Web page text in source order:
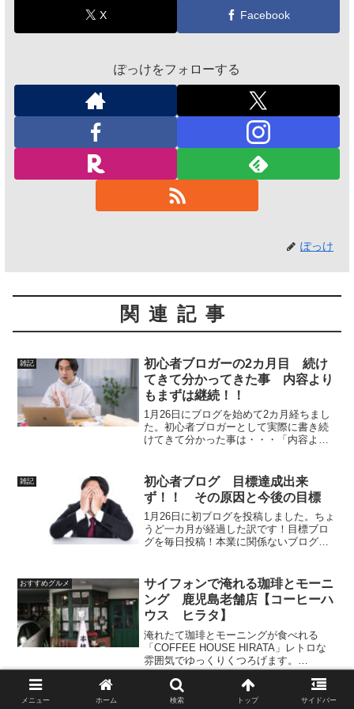
X Facebook
ぽっけをフォローする
ぽっけ
関連記事
雑記
初心者ブロガーの2カ月目 続け
てきて分かってきた事 内容より
もまずは継続！！
1月26日にブログを始めて2カ月経ちまし
た。初心者ブロガーとして実際に書き続
けてきて分かった事は・・・「内容より
ート時の目標ブログを毎日投稿！本業に
関係ないブログで！広...
雑記
初心者ブログ 目標達成出来
ず！！ その原因と今後の目標
1月26日に初ブログを投稿しました。ちょ
うど一カ月が経過した訳です！目標ブロ
グを毎日投稿！本業に関係ないブログ
投稿あり！広告収入は0円！でした(^_^;)
どれも未達成...
おすすめグルメ
サイフォンで淹れる珈琲とモーニ
ング 鹿児島老舗店【コーヒーハ
ウス ヒラタ】
淹れたて珈琲とモーニングが食べれる
「COFFEE HOUSE HIRATA」レトロな
雰囲気でゆっくりくつろげます。
COFFEE HOUSE HIRATA お店紹介
1985年創業の老舗喫茶店です。欧風な調
度品が目を引く落ち着いた雰囲気。レト
おすすめグルメ 「かつや」カツ丼が早い！うま
メニュー ホーム 検索 トップ サイドバー